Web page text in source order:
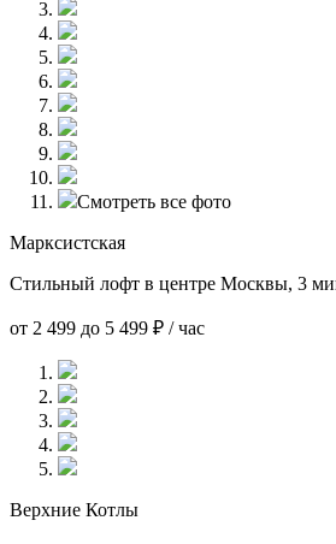
Смотреть все фото
Марксистская
Стильный лофт в центре Москвы, 3
от 2 499 до 5 499 ₽ / час
Верхние Котлы